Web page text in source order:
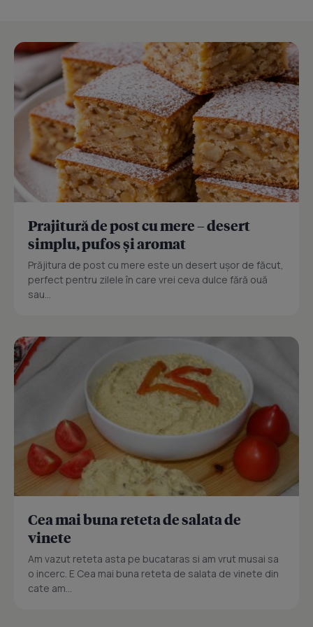
Prajitură de post cu mere – desert
simplu, pufos și aromat
Prăjitura de post cu mere este un desert ușor de făcut,
perfect pentru zilele în care vrei ceva dulce fără ouă
sau...
Cea mai buna reteta de salata de
vinete
Am vazut reteta asta pe bucataras si am vrut musai sa
o incerc. E Cea mai buna reteta de salata de vinete din
cate am...